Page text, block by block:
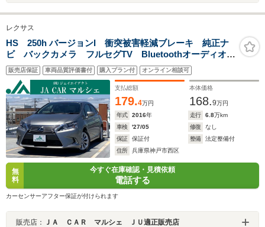
レクサス
HS 250h バージョンI 衝突被害軽減ブレーキ 純正ナ
ビ バックカメラ フルセグTV Bluetoothオーディオ
本革パワーシート ETC プッシュスタート スマート
キー ドラレコ シートヒーター シートクーラー
LEDヘッドライト
販売店保証 車両品質評価書付 購入プラン付 オンライン相談可
支払総額
179.4万円
本体価格
168.9万円
年式
2016年 走行 6.8万km
車検
'27/05 修復
なし
保証
保証付 整備
法定整備付
住所
兵庫県神戸市西区
無
料
今すぐ在庫確認・見積依頼
電話する
カーセンサーアフター保証が付けられます
販売店： ＪＡ ＣＡＲ マルシェ ＪＵ適正販売店